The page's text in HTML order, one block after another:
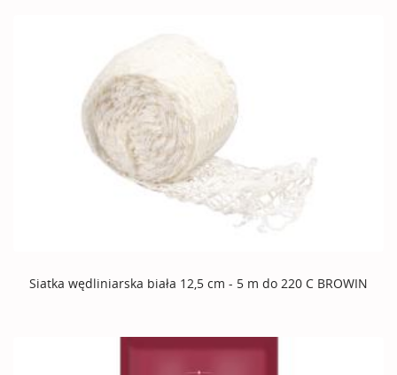
Siatka wędliniarska biała 12,5 cm - 5 m do 220 C BROWIN